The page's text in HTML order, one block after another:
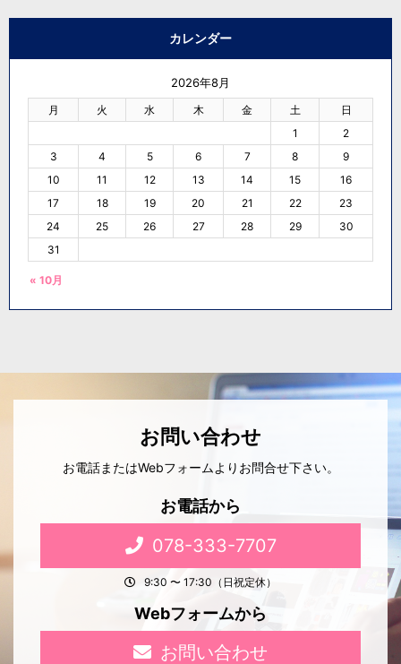
カレンダー
2026年8月
月 火 水 木 金 土 日
« 10月
1
2
3
4 5 6 7 8
9
10
11 12 13 14 15
16
17
18 19 20 21 22
23
24
25 26 27 28 29
30
31
お問い合わせ
お電話またはWebフォームよりお問合せ下さい。
お電話から
078-333-7707
9:30 〜 17:30（日祝定休）
Webフォームから
お問い合わせ